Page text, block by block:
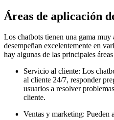
Áreas de aplicación
Los chatbots tienen una gama
desempeñan excelentemente en
hay algunas de las principales
Servicio al cliente: Los
al cliente 24/7, responder
usuarios a resolver
cliente.
Ventas y marketing: Pueden